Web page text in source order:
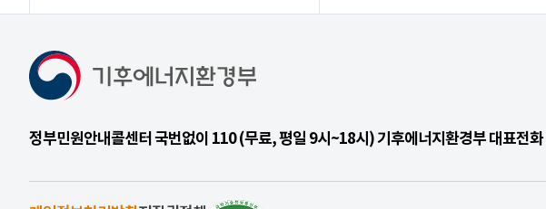
정부민원안내콜센터 국번없이 110 (무료, 평일 9시~18시) 기후에너지환경부 대표전화